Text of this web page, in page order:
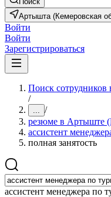
Артышта (Кемеровская
Войти
Войти
Зарегистрироваться
Поиск сотрудников
/
... /
резюме в Артыште
ассистент
полная занятость
ассистент менеджера по